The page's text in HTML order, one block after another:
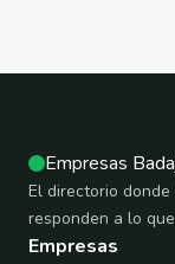
Empresas
El directorio
responden a lo
Empresas